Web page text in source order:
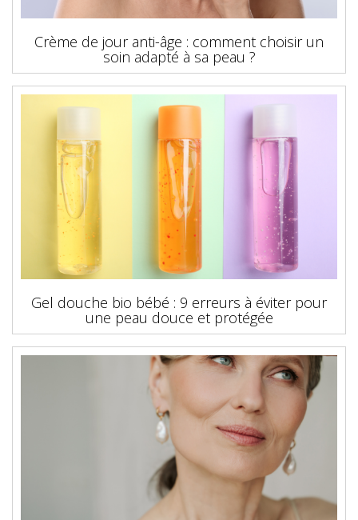
Crème de jour anti-âge : comment choisir un
soin adapté à sa peau ?
Gel douche bio bébé : 9 erreurs à éviter pour
une peau douce et protégée